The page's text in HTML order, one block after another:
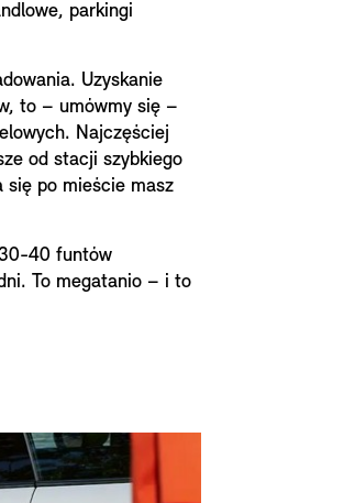
parkingi
Uzyskanie
to – umówmy się –
Najczęściej
od stacji szybkiego
się po mieście masz
30-40 funtów
To megatanio – i to